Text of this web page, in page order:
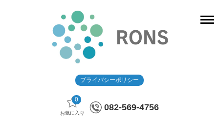
プライバシーポリシー
0
お気に入り
082-569-4756